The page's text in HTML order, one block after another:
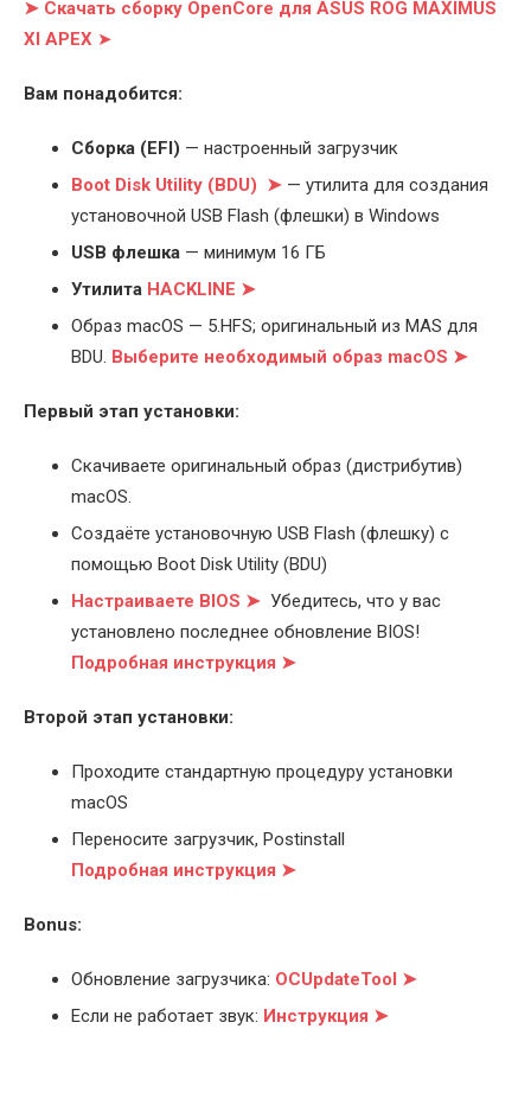
➤ Скачать сборку OpenCore для ASUS ROG MAXIMUS
XI APEX ➤
Вам понадобится:
Cборка (EFI) — настроенный загрузчик
Boot Disk Utility (BDU) ➤ — утилита для создания
установочной USB Flash (флешки) в Windows
USB флешка — минимум 16 ГБ
Утилита HACKLINE ➤
Образ macOS — 5.HFS; оригинальный из MAS для
BDU. Выберите необходимый образ macOS ➤
Первый этап установки:
Скачиваете оригинальный образ (дистрибутив)
macOS.
Создаёте установочную USB Flash (флешку) с
помощью Boot Disk Utility (BDU)
Настраиваете BIOS ➤ Убедитесь, что у вас
установлено последнее обновление BIOS!
Подробная инструкция ➤
Второй этап установки:
Проходите стандартную процедуру установки
macOS
Переносите загрузчик, Postinstall
Подробная инструкция ➤
Bonus:
Обновление загрузчика: OCUpdateTool ➤
Если не работает звук: Инструкция ➤